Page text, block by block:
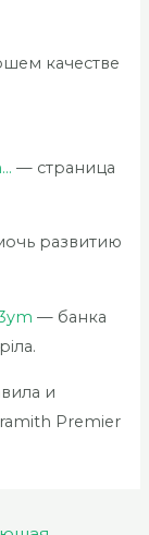
качестве
— страница
развитию
— банка
и
Premier